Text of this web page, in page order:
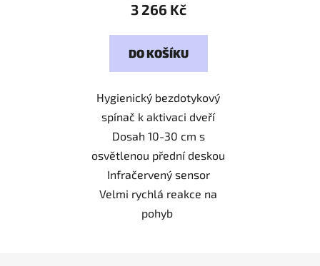
3 266 Kč
DO KOŠÍKU
Hygienický bezdotykový
spínač k aktivaci dveří
Dosah 10-30 cm s
osvětlenou přední deskou
Infračervený sensor
Velmi rychlá reakce na
pohyb